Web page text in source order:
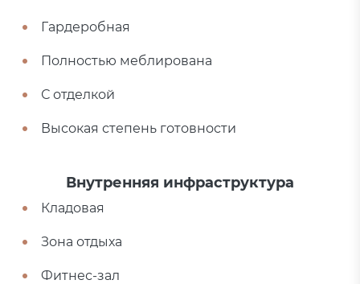
Гардеробная
Полностью меблирована
С отделкой
Высокая степень готовности
Внутренняя инфраструктура
Кладовая
Зона отдыха
Фитнес-зал